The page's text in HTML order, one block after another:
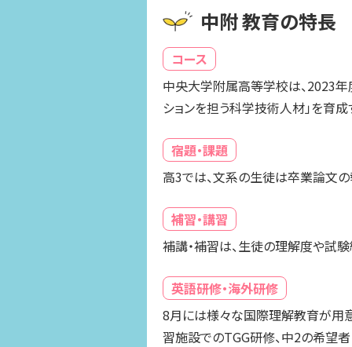
中附 教育の特長
コース
中央大学附属高等学校は、2023年
ションを担う科学技術人材」を育成
宿題・課題
高3では、文系の生徒は卒業論文
補習・講習
補講・補習は、生徒の理解度や試
英語研修・海外研修
8月には様々な国際理解教育が用
習施設でのTGG研修、中2の希望